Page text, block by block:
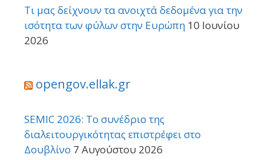
Τι μας δείχνουν τα ανοιχτά δεδομένα για την
ισότητα των φύλων στην Ευρώπη 10 Ιουνίου
2026
opengov.ellak.gr
SEMIC 2026: Το συνέδριο της
διαλειτουργικότητας επιστρέφει στο
Δουβλίνο 7 Αυγούστου 2026